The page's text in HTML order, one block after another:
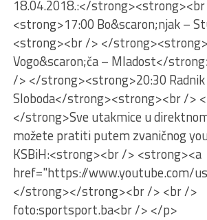
18.04.2018.:</
<strong>17:00 Bo&scaron;njak –
<strong><br /> </
Vogo&scaron;ča – Mladost</
/> </strong><strong>20:30 Radnik
Sloboda</strong><strong><br />
</strong>Sve utakmice u
možete pratiti putem zvaničnog
KSBiH:<strong><br /> <strong><a
href="https://www.youtube.com/
</strong></strong><br /> <br />
foto:sportsport.ba<br /> </p>